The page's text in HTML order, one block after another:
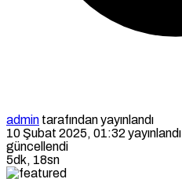
admin tarafından yayınlandı
10 Şubat 2025, 01:32 yayınlandı
güncellendi
5dk, 18sn